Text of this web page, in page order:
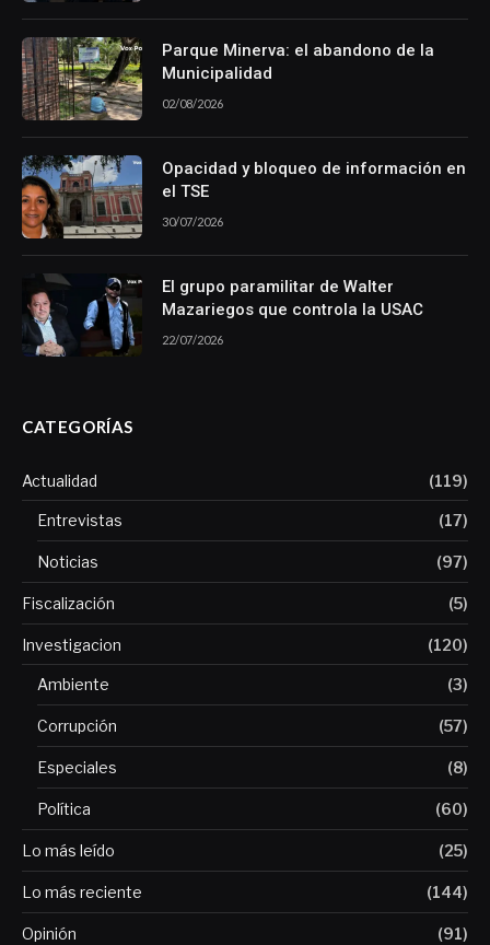
Parque Minerva: el abandono de la
Municipalidad
02/08/2026
Opacidad y bloqueo de información en
el TSE
30/07/2026
El grupo paramilitar de Walter
Mazariegos que controla la USAC
22/07/2026
CATEGORÍAS
Actualidad (119)
Entrevistas (17)
Noticias (97)
Fiscalización (5)
Investigacion (120)
Ambiente (3)
Corrupción (57)
Especiales (8)
Política (60)
Lo más leído (25)
Lo más reciente (144)
Opinión (91)